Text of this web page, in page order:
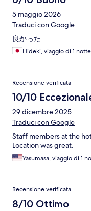
5 maggio 2026
Traduci con Google
良かった
Hideki, viaggio di 1 notte
Recensione verificata
10/10
29 dicembre 2025
Traduci con Google
Staff members at the
Location was great.
Yasumasa, viaggio di 1
Recensione verificata
8/10 Ottimo